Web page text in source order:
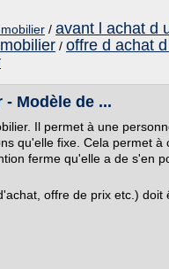
/ avant l achat d
/ offre d achat
Modèle de ...
Il permet à une
qu'elle fixe. Cela permet à
ferme qu'elle a de s'en
offre de prix etc.) doit